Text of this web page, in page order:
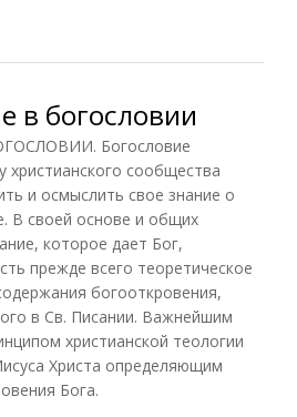
в богословии
Богословие
христианского сообщества
и осмыслить свое знание о
В своей основе и общих
которое дает Бог,
прежде всего теоретическое
богооткровения,
в Св. Писании. Важнейшим
христианской теологии
Христа определяющим
Бога.